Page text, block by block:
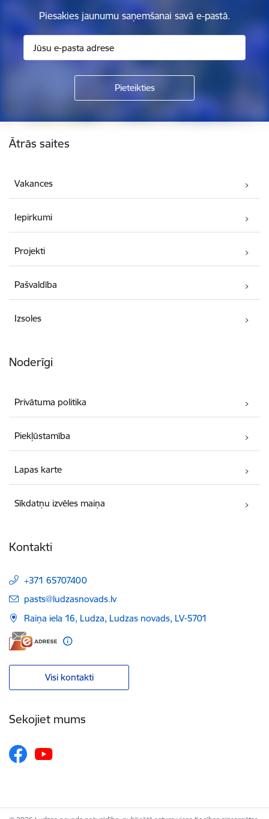
Piesakies jaunumu saņemšanai savā e-pastā.
Kājene
Ātrās saites
Vakances
Iepirkumi
Projekti
Pašvaldība
Izsoles
Noderīgi
Privātuma politika
Piekļūstamība
Lapas karte
Sīkdatņu izvēles maiņa
Kontakti
+371 65707400
E-pasts:
pasts@ludzasnovads.lv
Raiņa iela 16, Ludza, Ludzas novads, LV-5701
Visi kontakti
Sekojiet mums